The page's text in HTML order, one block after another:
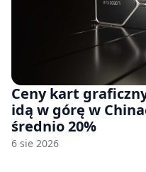
Ceny kart
idą w górę w
średnio 20%
6 sie 2026